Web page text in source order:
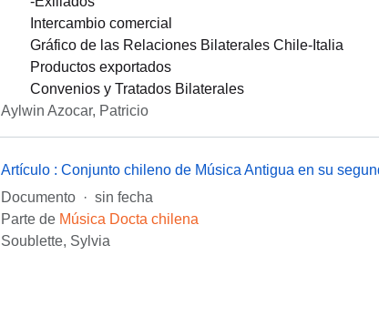
Intercambio comercial
Gráfico de las Relaciones Bilaterales Chile-Italia
Productos exportados
Convenios y Tratados Bilaterales
Aylwin Azocar, Patricio
Documento
· sin fecha
Parte de Música Docta chilena
Soublette, Sylvia